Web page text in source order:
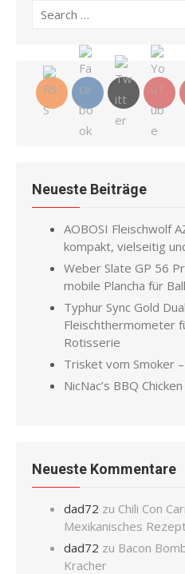
Search
Neueste Beiträge
AOBOSI Fleischwolf
kompakt, vielseitig
Weber Slate GP 56
mobile Plancha für
Typhur Sync Gold
Fleischthermometer
Rotisserie
Trisket vom Smoker
NicNac’s BBQ
Neueste Kommentare
dad72 zu Chili Con
Mexikanisches
dad72 zu Bacon
Kracher